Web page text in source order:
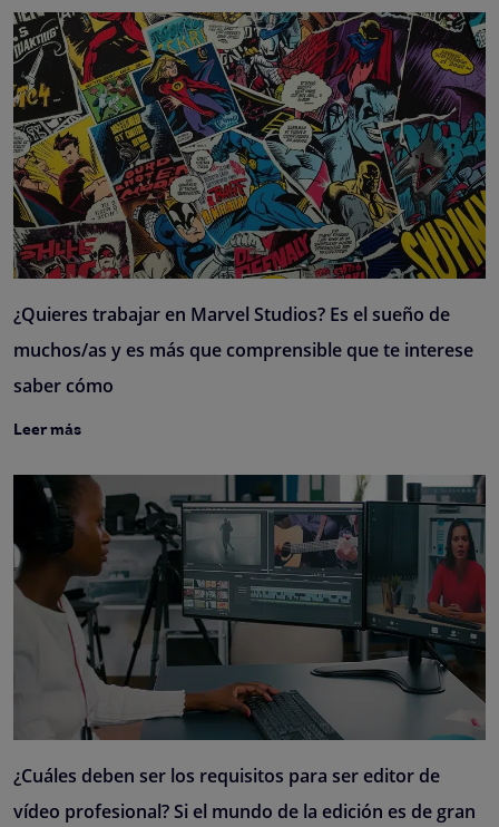
¿Quieres trabajar en Marvel Studios? Es el sueño de
muchos/as y es más que comprensible que te interese
saber cómo
Leer más
¿Cuáles deben ser los requisitos para ser editor de
vídeo profesional? Si el mundo de la edición es de gran